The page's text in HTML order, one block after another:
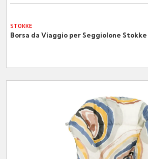
STOKKE
Borsa da Viaggio per Seggiolone